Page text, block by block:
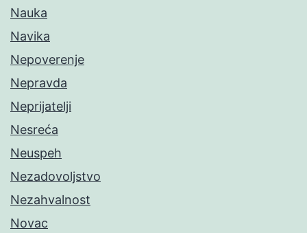
Nauka
Navika
Nepoverenje
Nepravda
Neprijatelji
Nesreća
Neuspeh
Nezadovoljstvo
Nezahvalnost
Novac